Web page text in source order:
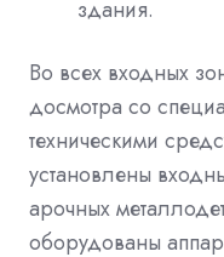
здания.
Во всех входных
досмотра со
техническими
установлены
арочных
оборудованы